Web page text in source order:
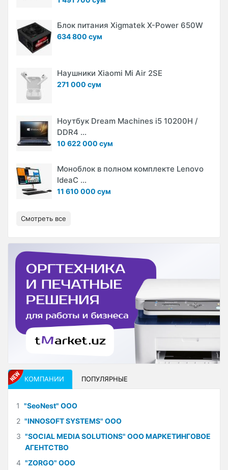
Блок питания Xigmatek X-Power 650W
634 800 сум
Наушники Xiaomi Mi Air 2SE
271 000 сум
Ноутбук Dream Machines i5 10200H /
DDR4 ...
10 622 000 сум
Моноблок в полном комплекте Lenovo
IdeaC ...
11 610 000 сум
Смотреть все
КОМПАНИИ ПОПУЛЯРНЫЕ
1 "SeoNest" ООО
2 "INNOSOFT SYSTEMS" ООО
3 "SOCIAL MEDIA SOLUTIONS" ООО МАРКЕТИНГОВОЕ
АГЕНТСТВО
4 "ZORGO" ООО